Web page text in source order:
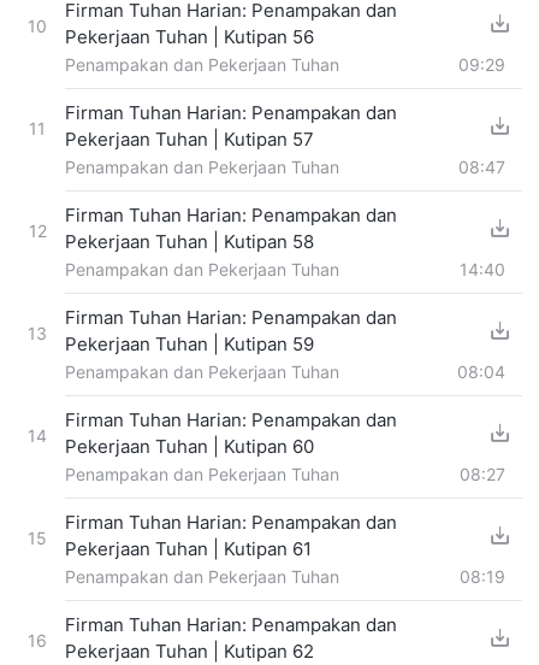
10
Firman Tuhan Harian: Penampakan dan
Pekerjaan Tuhan | Kutipan 56
Penampakan dan Pekerjaan Tuhan 09:29
11
Firman Tuhan Harian: Penampakan dan
Pekerjaan Tuhan | Kutipan 57
Penampakan dan Pekerjaan Tuhan 08:47
12
Firman Tuhan Harian: Penampakan dan
Pekerjaan Tuhan | Kutipan 58
Penampakan dan Pekerjaan Tuhan 14:40
13
Firman Tuhan Harian: Penampakan dan
Pekerjaan Tuhan | Kutipan 59
Penampakan dan Pekerjaan Tuhan 08:04
14
Firman Tuhan Harian: Penampakan dan
Pekerjaan Tuhan | Kutipan 60
Penampakan dan Pekerjaan Tuhan 08:27
15
Firman Tuhan Harian: Penampakan dan
Pekerjaan Tuhan | Kutipan 61
Penampakan dan Pekerjaan Tuhan 08:19
16
Firman Tuhan Harian: Penampakan dan
Pekerjaan Tuhan | Kutipan 62